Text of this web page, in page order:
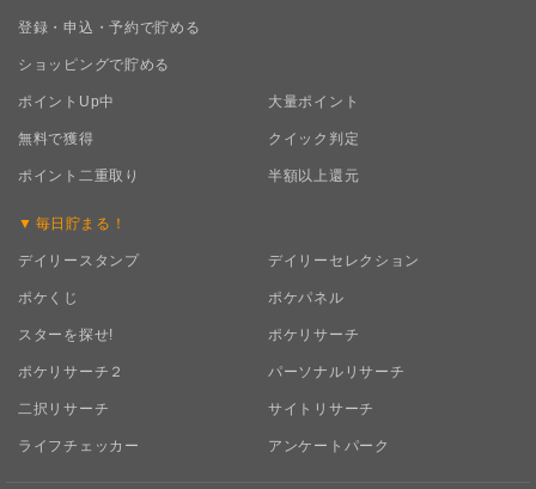
登録・申込・予約で貯める
ショッピングで貯める
ポイントUp中 大量ポイント
無料で獲得 クイック判定
ポイント二重取り 半額以上還元
毎日 貯まる！
デイリースタンプ デイリーセレクション
ポケくじ ポケパネル
スターを探せ! ポケリサーチ
ポケリサーチ２ パーソナルリサーチ
二択リサーチ サイトリサーチ
ライフチェッカー アンケートパーク